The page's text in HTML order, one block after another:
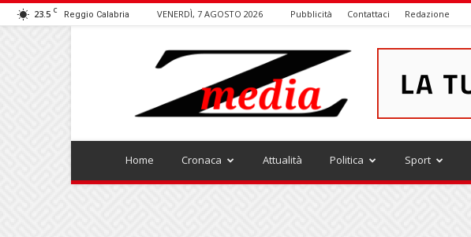
23.5 C Reggio Calabria VENERDÌ, 7 AGOSTO 2026 Pubblicità Contattaci Redazione
ZMEDIA
Home Cronaca Attualità Politica Sport